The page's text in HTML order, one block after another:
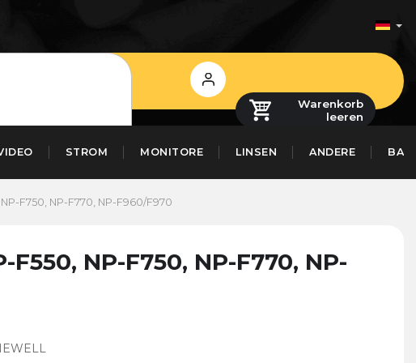
Login
Warenkorb
leeren
STROM MONITORE LINSEN ANDERE
F750, NP-F770, NP-F960/F970
NP-F750, NP-F770, NP-